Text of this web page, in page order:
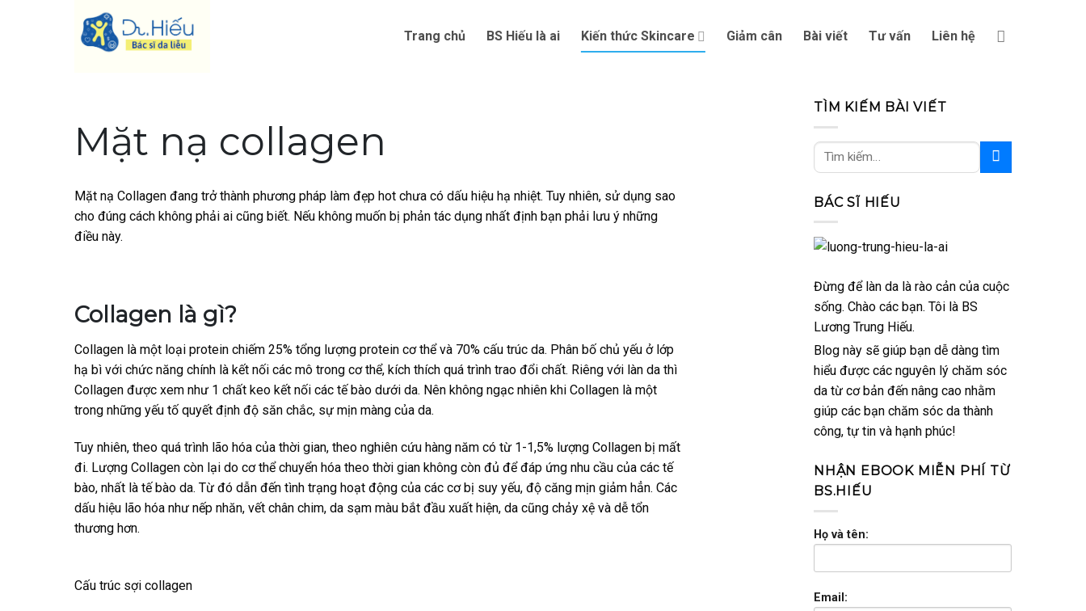
Trang chủ BS Hiếu là ai Kiến thức Skincare Giảm cân Bài viết Tư vấn Liên hệ
Mặt nạ collagen
Mặt nạ Collagen đang trở thành phương pháp làm đẹp hot chưa có dấu hiệu hạ nhiệt. Tuy nhiên, sử dụng sao
cho đúng cách không phải ai cũng biết. Nếu không muốn bị phản tác dụng nhất định bạn phải lưu ý những
điều này.
Collagen là gì?
Collagen là một loại protein chiếm 25% tổng lượng protein cơ thể và 70% cấu trúc da. Phân bố chủ yếu ở lớp
hạ bì với chức năng chính là kết nối các mô trong cơ thể, kích thích quá trình trao đổi chất. Riêng với làn da thì
Collagen được xem như 1 chất keo kết nối các tế bào dưới da. Nên không ngạc nhiên khi Collagen là một
trong những yếu tố quyết định độ săn chắc, sự mịn màng của da.
Tuy nhiên, theo quá trình lão hóa của thời gian, theo nghiên cứu hàng năm có từ 1-1,5% lượng Collagen bị mất
đi. Lượng Collagen còn lại do cơ thể chuyển hóa theo thời gian không còn đủ để đáp ứng nhu cầu của các tế
bào, nhất là tế bào da. Từ đó dẫn đến tình trạng hoạt động của các cơ bị suy yếu, độ căng mịn giảm hẳn. Các
dấu hiệu lão hóa như nếp nhăn, vết chân chim, da sạm màu bắt đầu xuất hiện, da cũng chảy xệ và dễ tổn
thương hơn.
Cấu trúc sợi collagen
TÌM KIẾM BÀI VIẾT
BÁC SĨ HIẾU
Đừng để làn da là rào cản của cuộc
sống. Chào các bạn. Tôi là BS
Lương Trung Hiếu.
Blog này sẽ giúp bạn dễ dàng tìm
hiểu được các nguyên lý chăm sóc
da từ cơ bản đến nâng cao nhằm
giúp các bạn chăm sóc da thành
công, tự tin và hạnh phúc!
NHẬN EBOOK MIỄN PHÍ TỪ
BS.HIẾU
Họ và tên:
Email: